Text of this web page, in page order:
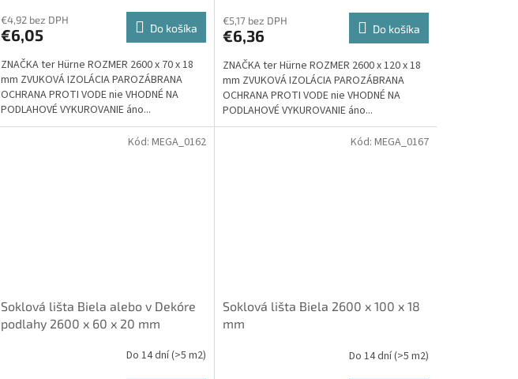
€4,92 bez DPH
€6,05 Do košíka
ZNAČKA ter Hürne ROZMER 2600 x 70 x 18
mm ZVUKOVÁ IZOLÁCIA PAROZÁBRANA
OCHRANA PROTI VODE nie VHODNÉ NA
PODLAHOVÉ VYKUROVANIE áno...
€5,17 bez DPH
€6,36 Do košíka
ZNAČKA ter Hürne ROZMER 2600 x 120 x 18
mm ZVUKOVÁ IZOLÁCIA PAROZÁBRANA
OCHRANA PROTI VODE nie VHODNÉ NA
PODLAHOVÉ VYKUROVANIE áno...
Soklová lišta Biela alebo v Dekóre
podlahy 2600 x 60 x 20 mm
Do 14 dní(>5 m2)
Kód: MEGA_0162
Soklová lišta Biela 2600 x 100 x 18
mm
Do 14 dní(>5 m2)
Kód: MEGA_0167